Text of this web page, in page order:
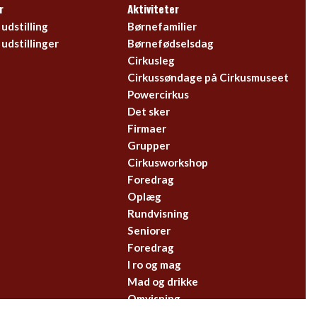
Aktiviteter
Børnefamilier
Børnefødselsdag
Cirkusleg
Cirkussøndage på Cirkusmuseet
Powercirkus
Det sker
Firmaer
Grupper
Cirkusworkshop
Foredrag
Oplæg
Rundvisning
Seniorer
Foredrag
I ro og mag
Mad og drikke
Omvisning